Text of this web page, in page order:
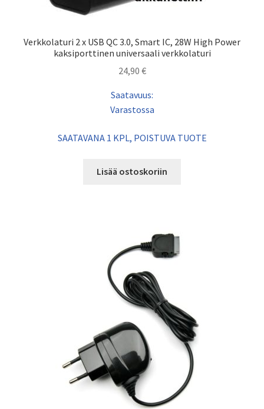
Verkkolaturi 2 x USB QC 3.0, Smart IC, 28W High Power
kaksiporttinen universaali verkkolaturi
24,90 €
Saatavuus:
Varastossa
SAATAVANA 1 KPL, POISTUVA TUOTE
Lisää ostoskoriin